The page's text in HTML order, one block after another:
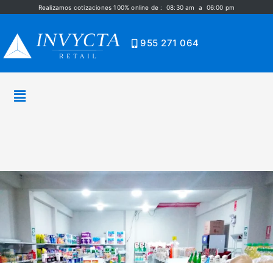
Realizamos cotizaciones 100% online de : 08:30 am a 06:00 pm
955 271 064